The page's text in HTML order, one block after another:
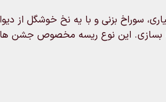
سوراخ بزنی و با یه نخ خوشگل از
بسازی. این نوع ریسه مخصوص جشن